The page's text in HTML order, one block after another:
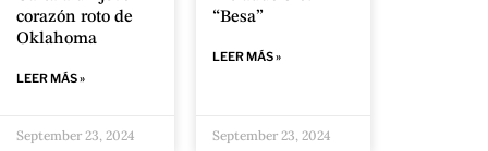
corazón roto de
Oklahoma
LEER MÁS »
September 23, 2024
“Besa”
LEER MÁS »
September 23, 2024